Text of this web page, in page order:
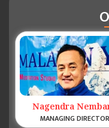
Nagendra
MANAGING DIRECTOR